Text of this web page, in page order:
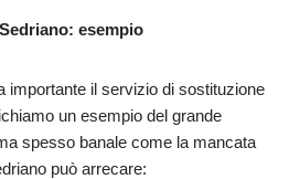
esempio
importante il servizio di sostituzione
un esempio del grande
spesso banale come la mancata
può arrecare: